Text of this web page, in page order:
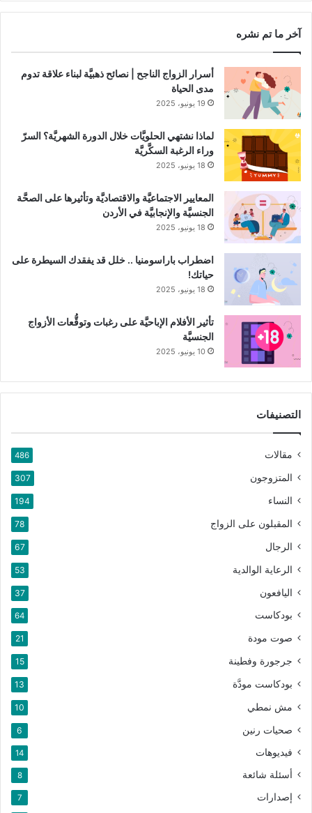
آخر ما تم نشره
أسرار الزواج الناجح | نصائح ذهبيَّة لبناء علاقة تدوم
مدى الحياة
19 يونيو، 2025
لماذا نشتهي الحلويَّات خلال الدورة الشهريَّة؟ السرّ
وراء الرغبة السكَّريَّة
18 يونيو، 2025
المعايير الاجتماعيَّة والاقتصاديَّة وتأثيرها على الصحَّة
الجنسيَّة والإنجابيَّة في الأردن
18 يونيو، 2025
اضطراب باراسومنيا .. خلل قد يفقدك السيطرة على
حياتك!
18 يونيو، 2025
تأثير الأفلام الإباحيَّة على رغبات وتوقُّعات الأزواج
الجنسيَّة
10 يونيو، 2025
التصنيفات
مقالات 486
المتزوجون 307
النساء 194
المقبلون على الزواج 78
الرجال 67
الرعاية الوالدية 53
اليافعون 37
بودكاست 64
صوت مودة 21
جرجورة وفطينة 15
بودكاست مودَّة 13
مش نمطي 10
صحيات رنين 6
فيديوهات 14
أسئلة شائعة 8
إصدارات 7